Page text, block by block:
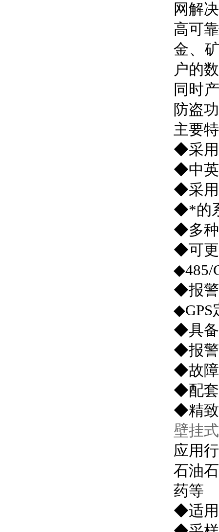
网解
高可
金、
户的
同时
防盗
主要
◆采用
◆中英
◆采用
◆*的
◆多种
◆可更
◆485/
◆报警
◆GPS
◆具备
◆报警
◆故障
◆配套
◆精致
壁挂
应用
石油
药等
◆适用